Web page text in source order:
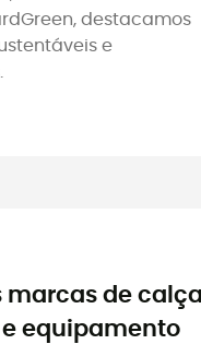
destacamos
e
marcas de
equipamento